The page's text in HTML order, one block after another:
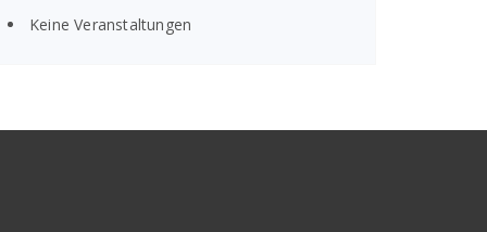
Keine Veranstaltungen